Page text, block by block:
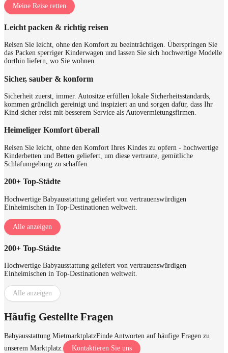
Meine Reise retten
Leicht packen & richtig reisen
Reisen Sie leicht, ohne den Komfort zu beeinträchtigen. Überspringen Sie
das Packen sperriger Kinderwagen und lassen Sie sich hochwertige Modelle
dorthin liefern, wo Sie wohnen.
Sicher, sauber & konform
Sicherheit zuerst, immer. Autositze erfüllen lokale Sicherheitsstandards,
kommen gründlich gereinigt und inspiziert an und sorgen dafür, dass Ihr
Kind sicher reist mit besserem Service als Autovermietungsfirmen.
Heimeliger Komfort überall
Reisen Sie leicht, ohne den Komfort Ihres Kindes zu opfern - hochwertige
Kinderbetten und Betten geliefert, um diese vertraute, gemütliche
Schlafumgebung zu schaffen.
200+ Top-Städte
Hochwertige Babyausstattung geliefert von vertrauenswürdigen
Einheimischen in Top-Destinationen weltweit.
Alle anzeigen
200+ Top-Städte
Hochwertige Babyausstattung geliefert von vertrauenswürdigen
Einheimischen in Top-Destinationen weltweit.
Alle anzeigen
Häufig Gestellte Fragen
Babyausstattung MietmarktplatzFinde Antworten auf häufige Fragen zu
unserem Marktplatz.
Kontaktieren Sie uns